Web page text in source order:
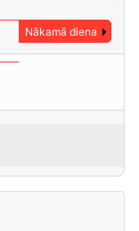
Nākamā diena